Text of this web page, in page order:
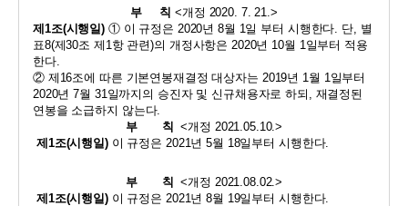
부     칙 <개정 2020. 7. 21.>
제 1조(시행일) ① 이 규정은 2020년 8월 1일 부터 시행한다. 단, 별
표8(제30조 제 1항 관련)의 개정사항은 2020년 10월 1일부터 적용
한다.
② 제 16조에 따른 기본연봉재결정 대상자는 2019년 1월 1
2020년 7월 31일까지의 승진자 및 신규채용자로 하되 , 재결정된
연봉을 소급하지 않는다.
부       칙
<개정 2021.05.10.>
제 1조(시행일) 이 규정은 2021년 5월 18일부터 시행한다.
부       칙 <개정 2021.08.02.>
제 1조(시행일) 이 규정은 2021년 8월 19일부터 시행한다.